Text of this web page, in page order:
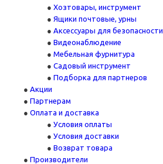
Хозтовары, инструмент
Ящики почтовые, урны
Аксессуары для безопасности
Видеонаблюдение
Мебельная фурнитура
Садовый инструмент
Подборка для партнеров
Акции
Партнерам
Оплата и доставка
Условия оплаты
Условия доставки
Возврат товара
Производители